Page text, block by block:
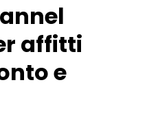
affitti
e